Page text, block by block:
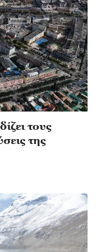
τους
της